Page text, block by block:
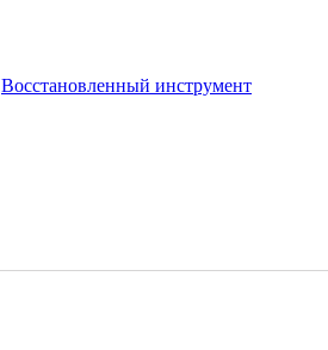
Восстановленный инструмент